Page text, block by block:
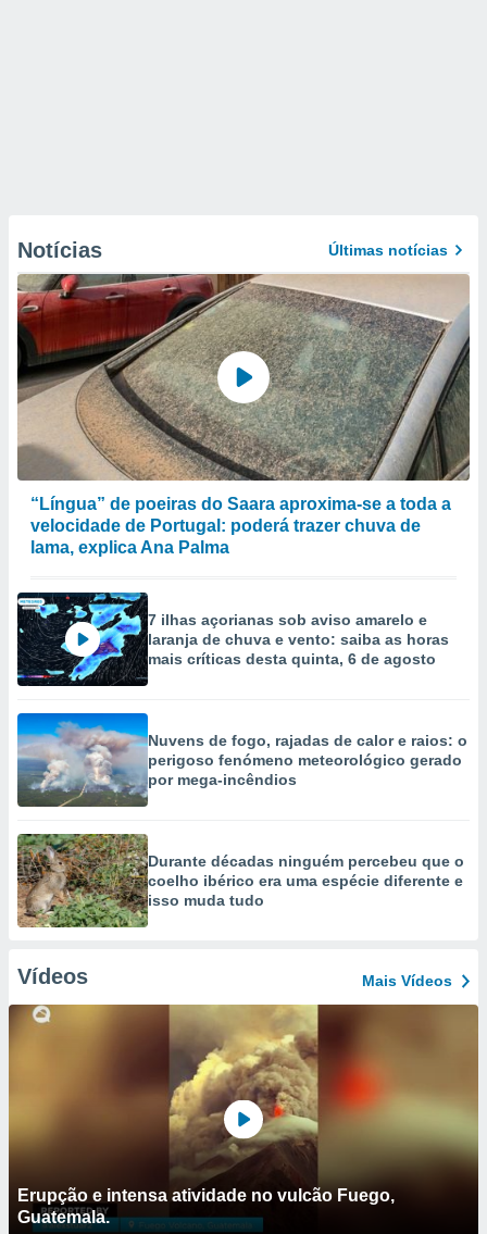
Notícias Últimas notícias
“Língua” de poeiras do Saara aproxima-se a toda a
velocidade de Portugal: poderá trazer chuva de
lama, explica Ana Palma
7 ilhas açorianas sob aviso amarelo e
laranja de chuva e vento: saiba as horas
mais críticas desta quinta, 6 de agosto
Nuvens de fogo, rajadas de calor e raios: o
perigoso fenómeno meteorológico gerado
por mega-incêndios
Durante décadas ninguém percebeu que o
coelho ibérico era uma espécie diferente e
isso muda tudo
Vídeos Mais Vídeos
Erupção e intensa atividade no vulcão Fuego,
Guatemala.